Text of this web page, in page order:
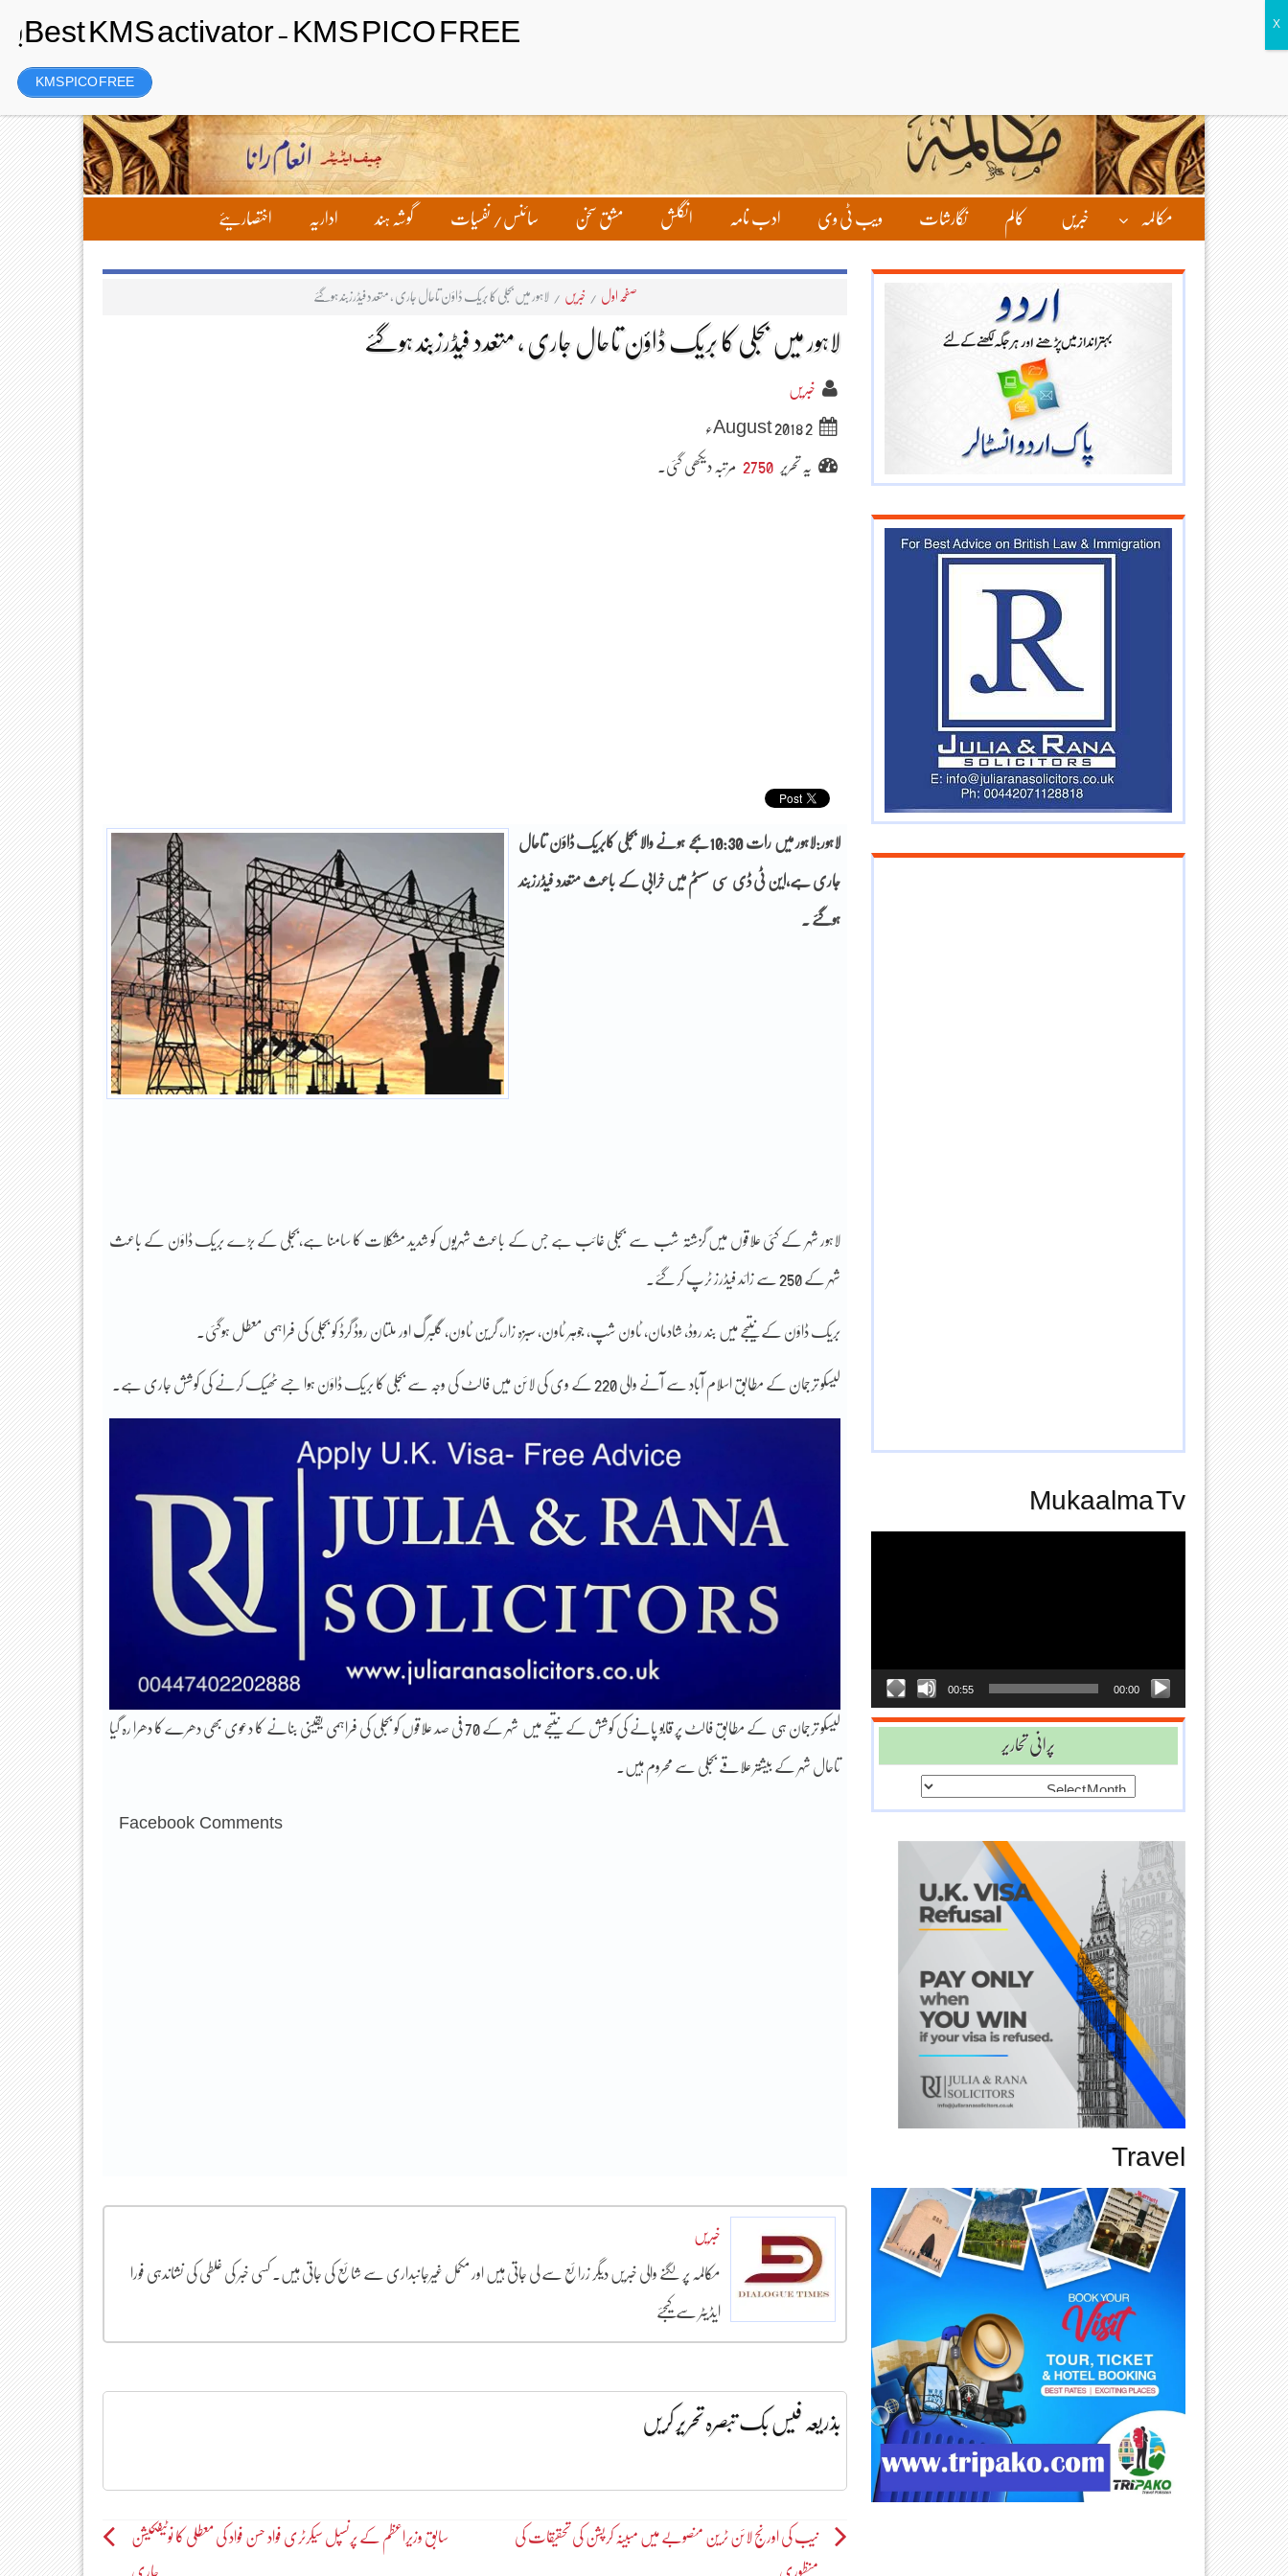
Friday، 7 August 2026ء لاگ ان رجسٹر
مکالمہ خبریں کالم نگارشات ویب ٹی وی ادب نامہ انگلش مشق سخن سائنس/ نفسیات گوشہ ہند اداریہ اختصاریئے
صفحہ اول / خبریں / لاہور میں بجلی کا بریک ڈاؤن تاحال جاری ، متعدد فیڈرزبند ہوگئے
لاہور میں بجلی کا بریک ڈاؤن تاحال جاری ، متعدد فیڈرزبند ہوگئے
خبریں
2 August 2018ء
یہ تحریر 2750 مرتبہ دیکھی گئی۔
لاہور:لاہور میں رات 10:30بجے ہونے والا بجلی کابریک ڈاؤن تاحال
جاری ہے،این ٹی ڈی سی سسٹم میں خرابی کے باعث متعدد فیڈرزبند
ہوگئے ۔
لاہور شہر کے کئی علاقوں میں گزشتہ شب سے بجلی غائب ہے جس کے باعث شہریوں کو شدید مشکلات کا سامنا ہے،بجلی کے بڑے بریک ڈاؤن کے باعث
شہر کے 250 سے زائد فیڈرز ٹرپ کر گئے۔
بریک ڈاؤن کے نتیجے میں بند روڈ، شادمان، ٹاون شپ، جوہر ٹاون، سبزہ زار، گرین ٹاون، گلبرگ اور ملتان روڈ گرڈ کو بجلی کی فراہمی معطل ہوگئی۔
لیسکو ترجمان کے مطابق اسلام آباد سے آنے والی 220 کے وی کی لائن میں فالٹ کی وجہ سے بجلی کا بریک ڈاؤن ہوا جسے ٹھیک کرنے کی کوشش جاری ہے۔
لیسکو ترجمان ہی کے مطابق فالٹ پر قابو پانے کی کوشش کے نتیجے میں شہر کے 70 فی صد علاقوں کو بجلی کی فراہمی یقینی بنانے کا دعوی بھی دھرے کا دھرا رہ گیا
تاحال شہر کے بیشتر علاقے بجلی سے محروم ہیں۔
Facebook Comments
خبریں
مکالمہ پر لگنے والی خبریں دیگر زرائع سے لی جاتی ہیں اور مکمل غیرجانبداری سے شائع کی جاتی ہیں۔ کسی خبر کی غلطی کی نشاندہی فورا
ایڈیٹر سے کیجئے
بذریعہ فیس بک تبصرہ تحریر کریں
Postنیب کی اورنج لائن ٹرین منصوبے میں مبینہ کرپشن کی تحقیقات کی
منظوری
سابق وزیراعظم کے پرنسپل سیکرٹری فواد حسن فواد کی معطلی کا نوٹیفکیشن
جاری
Mukaalma Tv
00:00
00:55
پرانی تحاریر
Travel
KMS PICO FREE